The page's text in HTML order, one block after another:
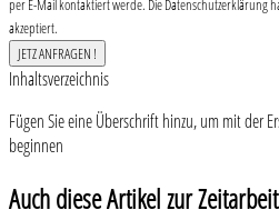
per E-Mail kontaktiert werde. Die Datenschutzerklärung
akzeptiert.
Inhaltsverzeichnis
Fügen Sie eine Überschrift hinzu, um mit der
beginnen
Auch diese Artikel zur